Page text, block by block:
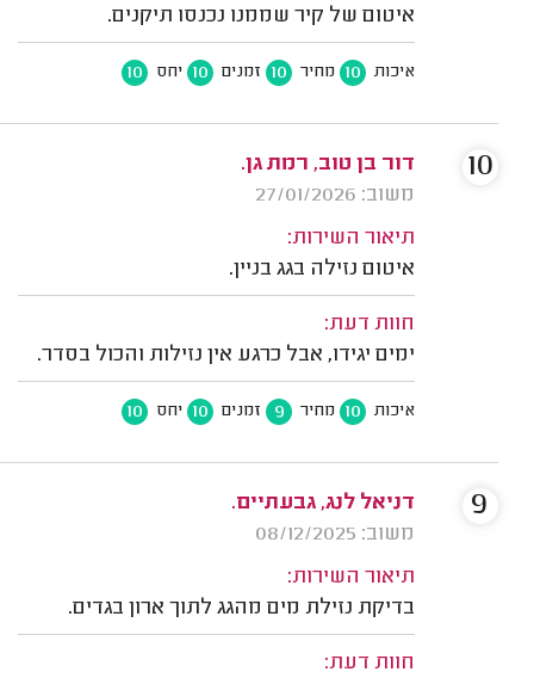
איטום של קיר שממנו נכנסו תיקנים.
איכות 10 מחיר 10 זמנים 10 יחס 10
דור בן טוב, רמת גן.
משוב: 27/01/2026
תיאור השירות:
איטום נזילה בגג בניין.
חוות דעת:
ימים יגידו, אבל כרגע אין נזילות והכול בסדר.
איכות 10 מחיר 9 זמנים 10 יחס 10
10
דניאל לנג, גבעתיים.
משוב: 08/12/2025
תיאור השירות:
בדיקת נזילת מים מהגג לתוך ארון בגדים.
חוות דעת:
9